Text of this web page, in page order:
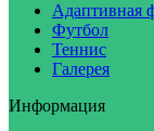
Адаптивная
Футбол
Теннис
Галерея
Информация